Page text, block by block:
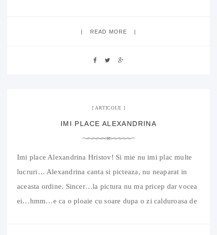
READ MORE
ARTICOLE
IMI PLACE ALEXANDRINA
Imi place Alexandrina Hristov! Si mie nu imi plac multe
lucruri… Alexandrina canta si picteaza, nu neaparat in
aceasta ordine. Sincer…la pictura nu ma pricep dar vocea
ei…hmm…e ca o ploaie cu soare dupa o zi calduroasa de